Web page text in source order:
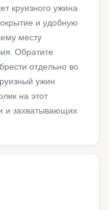
круизного ужина
и удобную
месту
Обратите
отдельно во
ужин
на этот
и захватывающих